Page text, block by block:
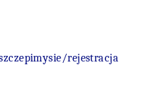
rejestracja